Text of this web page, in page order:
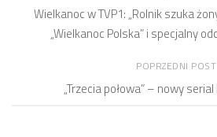
Wielkanoc w TVP1: „Rolnik szuka
„Wielkanoc Polska” i specjalny
POPRZEDNI POST
„Trzecia połowa” – nowy